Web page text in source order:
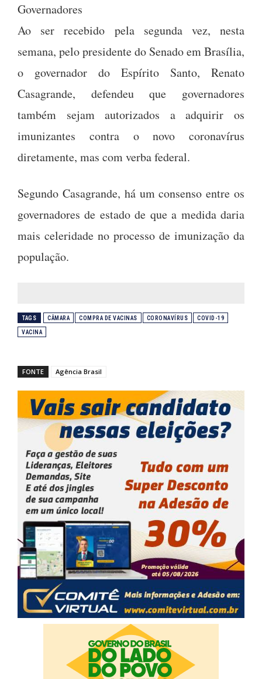
Governadores
Ao ser recebido pela segunda vez, nesta
semana, pelo presidente do Senado em Brasília,
o governador do Espírito Santo, Renato
Casagrande, defendeu que governadores
também sejam autorizados a adquirir os
imunizantes contra o novo coronavírus
diretamente, mas com verba federal.
Segundo Casagrande, há um consenso entre os
governadores de estado de que a medida daria
mais celeridade no processo de imunização da
população.
TAGS CÂMARA COMPRA DE VACINAS CORONAVÍRUS COVID-19
VACINA
FONTE Agência Brasil